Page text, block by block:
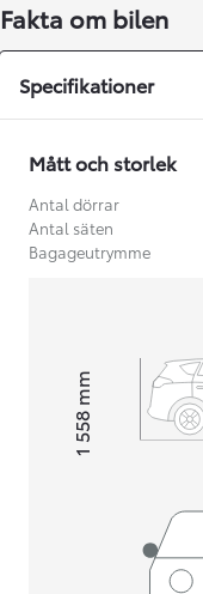
Fakta om bilen
Specifikationer
Mått och storlek
Antal dörrar
Antal säten
Bagageutrymme
Height1 558
mm